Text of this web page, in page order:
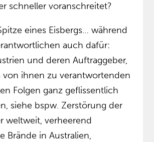
schneller voranschreitet?
eines Eisbergs… während
auch dafür:
und deren Auftraggeber,
von ihnen zu verantwortenden
Folgen ganz geflissentlich
siehe bspw. Zerstörung der
weltweit, verheerend
Brände in Australien,